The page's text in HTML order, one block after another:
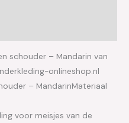
schouder – Mandarin van
onlineshop.nl
– MandarinMateriaal
voor meisjes van de